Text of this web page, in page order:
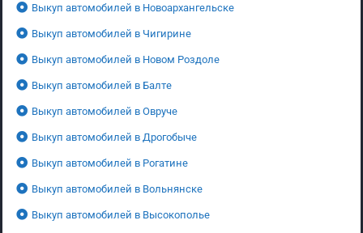
Выкуп автомобилей в Новоархангельске
Выкуп автомобилей в Чигирине
Выкуп автомобилей в Новом Роздоле
Выкуп автомобилей в Балте
Выкуп автомобилей в Овруче
Выкуп автомобилей в Дрогобыче
Выкуп автомобилей в Рогатине
Выкуп автомобилей в Вольнянске
Выкуп автомобилей в Высокополье